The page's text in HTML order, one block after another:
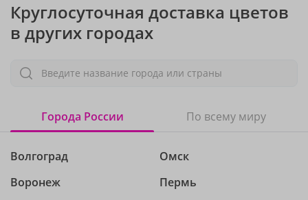
Круглосуточная доставка цветов
в других городах
Введите название города или страны
Города России По всему миру
Волгоград
Воронеж
Омск
Пермь